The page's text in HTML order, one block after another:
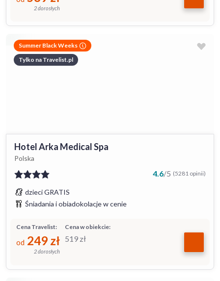
2 dorosłych
Summer Black Weeks
Tylko na Travelist.pl
Hotel Arka Medical Spa
Polska
4.6/5 (5281 opinii)
dzieci GRATIS
Śniadania i obiadokolacje w cenie
Cena w obiekcie:
519 zł
Cena Travelist:
od 249 zł
2 dorosłych